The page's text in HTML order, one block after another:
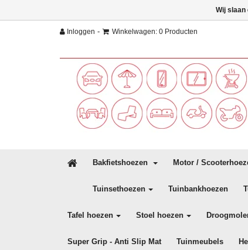
Inloggen - Winkelwagen: 0 Producten
Bakfietshoezen Motor /
Tuinsethoezen Tuinbankhoezen
Tafel hoezen Stoel hoezen
Super Grip - Anti Slip Mat Tuinmeubels
Wij slaan